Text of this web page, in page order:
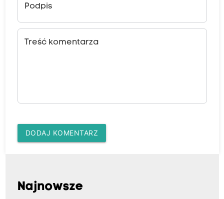
Podpis
Treść komentarza
DODAJ KOMENTARZ
Najnowsze